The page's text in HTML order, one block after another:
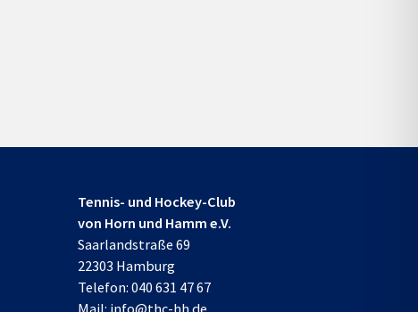
Tennis- und Hockey-Club
von Horn und Hamm e.V.
Saarlandstraße 69
22303 Hamburg
Telefon:040 631 47 67